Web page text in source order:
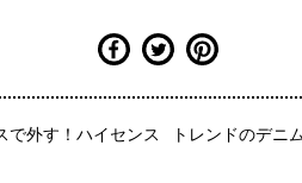
で外す！ハイセンス
トレンドのデニ